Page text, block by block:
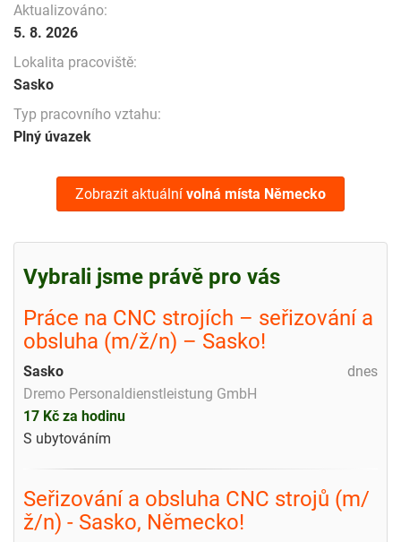
Aktualizováno:
5. 8. 2026
Lokalita pracoviště:
Sasko
Typ pracovního vztahu:
Plný úvazek
Zobrazit aktuální volná místa Německo
Vybrali jsme právě pro vás
Práce na CNC strojích – seřizování a
obsluha (m/ž/n) – Sasko!
dnes
Sasko
Dremo Personaldienstleistung GmbH
17 Kč za hodinu
S ubytováním
Seřizování a obsluha CNC strojů (m/
ž/n) - Sasko, Německo!